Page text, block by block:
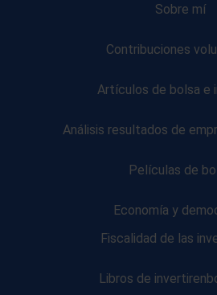
Sobre mí
Contribuciones
Artículos de bolsa e
Análisis resultados de
Películas de
Economía y
Fiscalidad de las
Libros de